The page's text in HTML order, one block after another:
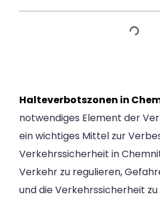
Halteverbotszonen in
notwendiges Element der
ein wichtiges Mittel zur
Verkehrssicherheit in
Verkehr zu regulieren,
und die Verkehrssicherheit